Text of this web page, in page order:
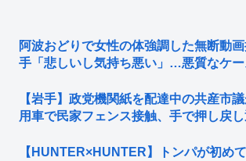
阿波おどりで女性の体強調した無断動
手「悲しいし気持ち悪い」…悪質なケー
【岩手】政党機関紙を配達中の共産市
用車で民家フェンス接触、手で押し戻
【HUNTER×HUNTER】トンパが初め